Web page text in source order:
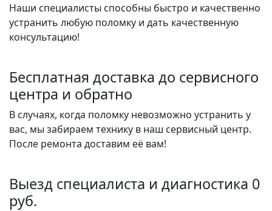
Наши специалисты способны быстро и качественно
устранить любую поломку и дать качественную
консультацию!
Бесплатная доставка до сервисного
центра и обратно
В случаях, когда поломку невозможно устранить у
вас, мы забираем технику в наш сервисный центр.
После ремонта доставим её вам!
Выезд специалиста и диагностика 0
руб.